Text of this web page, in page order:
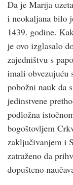
Da je Marija
i neokaljana bilo
1439. godine.
je ovo izglasalo
zajedništvu s
imali obvezujuću
pobožni nauk da
jedinstvene
podložna
bogoštovljem
zaključivanjem i
zatraženo da
dopušteno